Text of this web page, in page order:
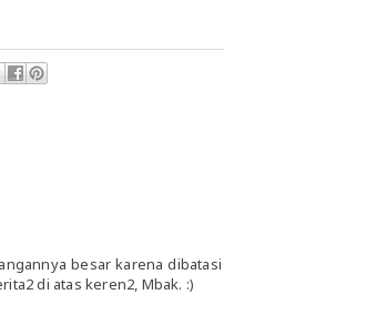
besar karena dibatasi
di atas keren2, Mbak. :)